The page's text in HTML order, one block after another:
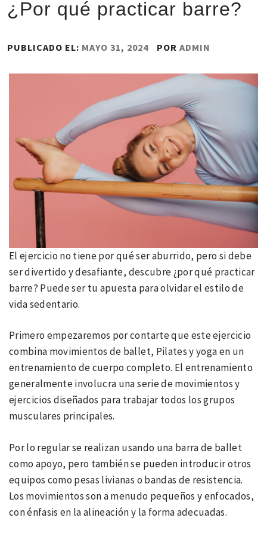
¿Por qué practicar barre?
PUBLICADO EL: MAYO 31, 2024 POR ADMIN
El ejercicio no tiene por qué ser aburrido, pero si debe
ser divertido y desafiante, descubre ¿por qué practicar
barre? Puede ser tu apuesta para olvidar el estilo de
vida sedentario.
Primero empezaremos por contarte que este ejercicio
combina movimientos de ballet, Pilates y yoga en un
entrenamiento de cuerpo completo. El entrenamiento
generalmente involucra una serie de movimientos y
ejercicios diseñados para trabajar todos los grupos
musculares principales.
Por lo regular se realizan usando una barra de ballet
como apoyo, pero también se pueden introducir otros
equipos como pesas livianas o bandas de resistencia.
Los movimientos son a menudo pequeños y enfocados,
con énfasis en la alineación y la forma adecuadas.